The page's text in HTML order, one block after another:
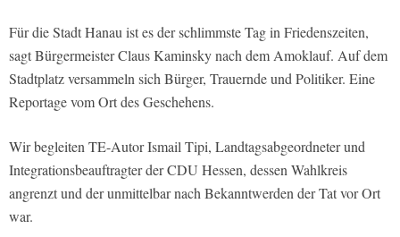
Für die Stadt Hanau ist es der schlimmste Tag in Friedenszeiten,
sagt Bürgermeister Claus Kaminsky nach dem Amoklauf. Auf dem
Stadtplatz versammeln sich Bürger, Trauernde und Politiker. Eine
Reportage vom Ort des Geschehens.
Wir begleiten TE-Autor Ismail Tipi, Landtagsabgeordneter und
Integrationsbeauftragter der CDU Hessen, dessen Wahlkreis
angrenzt und der unmittelbar nach Bekanntwerden der Tat vor Ort
war.